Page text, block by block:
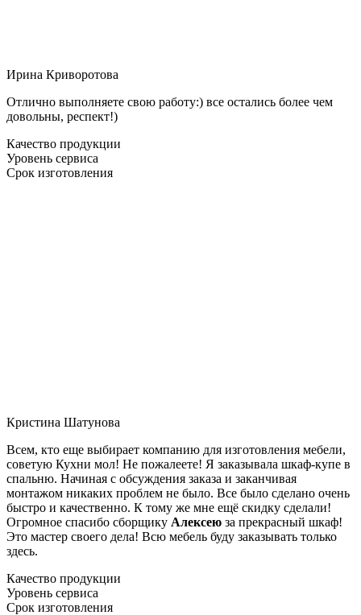
Ирина Криворотова
Отлично выполняете свою работу:) все остались более чем
довольны, респект!)
Качество продукции
Уровень сервиса
Срок изготовления
Кристина Шатунова
Всем, кто еще выбирает компанию для изготовления мебели,
советую Кухни мол! Не пожалеете! Я заказывала шкаф-купе в
спальню. Начиная с обсуждения заказа и заканчивая
монтажом никаких проблем не было. Все было сделано очень
быстро и качественно. К тому же мне ещё скидку сделали!
Огромное спасибо сборщику Алексею за прекрасный шкаф!
Это мастер своего дела! Всю мебель буду заказывать только
здесь.
Качество продукции
Уровень сервиса
Срок изготовления